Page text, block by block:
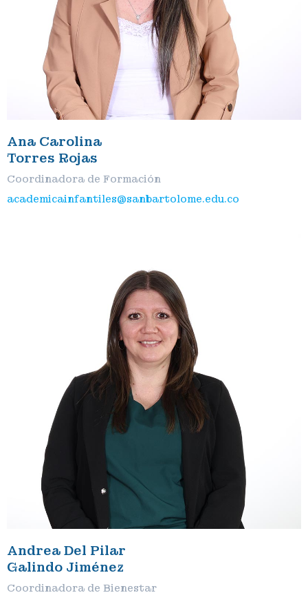
Ana Carolina
Torres Rojas
Coordinadora de Formación
academicainfantiles@sanbartolome.edu.co
Andrea Del Pilar
Galindo Jiménez
Coordinadora de Bienestar